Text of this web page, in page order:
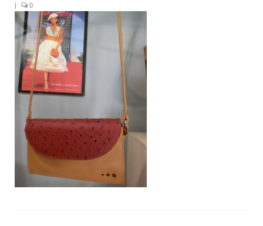
Commandes particulières
E-Boutique
Pour acheter
Contact
| 0